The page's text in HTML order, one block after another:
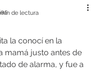
de lectura
la conocí en la
mamá justo antes de
de alarma, y fue a